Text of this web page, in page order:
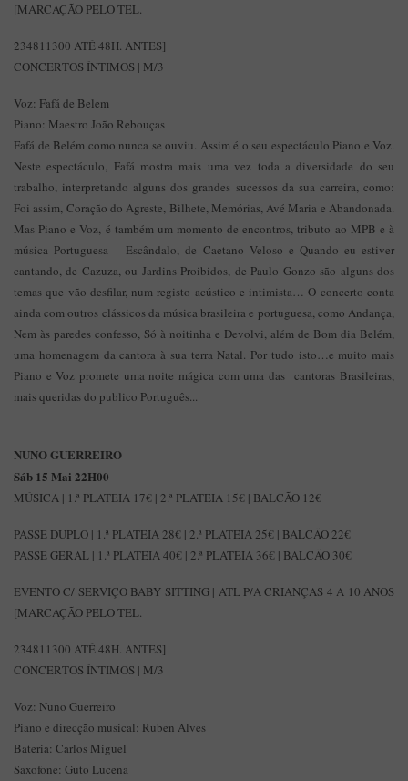
[MARCAÇÃO PELO TEL.
234811300 ATÉ 48H. ANTES]
CONCERTOS ÍNTIMOS | M/3
Voz: Fafá de Belem
Piano: Maestro João Rebouças
Fafá de Belém como nunca se ouviu. Assim é o seu espectáculo Piano e Voz.
Neste espectáculo, Fafá mostra mais uma vez toda a diversidade do seu
trabalho, interpretando alguns dos grandes sucessos da sua carreira, como:
Foi assim, Coração do Agreste, Bilhete, Memórias, Avé Maria e Abandonada.
Mas Piano e Voz, é também um momento de encontros, tributo ao MPB e à
música Portuguesa – Escândalo, de Caetano Veloso e Quando eu estiver
cantando, de Cazuza, ou Jardins Proibidos, de Paulo Gonzo são alguns dos
temas que vão desfilar, num registo acústico e intimista… O concerto conta
ainda com outros clássicos da música brasileira e portuguesa, como Andança,
Nem às paredes confesso, Só à noitinha e Devolvi, além de Bom dia Belém,
uma homenagem da cantora à sua terra Natal. Por tudo isto…e muito mais
Piano e Voz promete uma noite mágica com uma das cantoras Brasileiras,
mais queridas do publico Português...
NUNO GUERREIRO
Sáb 15 Mai 22H00
MÚSICA | 1.ª PLATEIA 17€ | 2.ª PLATEIA 15€ | BALCÃO 12€
PASSE DUPLO | 1.ª PLATEIA 28€ | 2.ª PLATEIA 25€ | BALCÃO 22€
PASSE GERAL | 1.ª PLATEIA 40€ | 2.ª PLATEIA 36€ | BALCÃO 30€
EVENTO C/ SERVIÇO BABY SITTING | ATL P/A CRIANÇAS 4 A 10 ANOS
[MARCAÇÃO PELO TEL.
234811300 ATÉ 48H. ANTES]
CONCERTOS ÍNTIMOS | M/3
Voz: Nuno Guerreiro
Piano e direcção musical: Ruben Alves
Bateria: Carlos Miguel
Saxofone: Guto Lucena